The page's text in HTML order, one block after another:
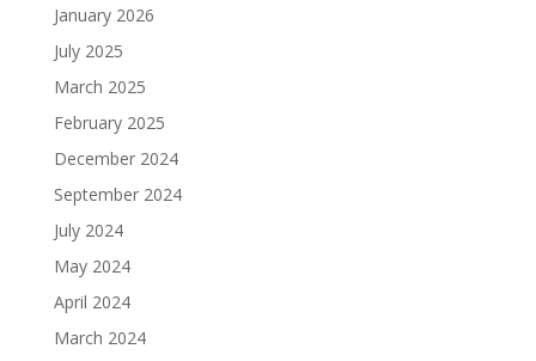
January 2026
July 2025
March 2025
February 2025
December 2024
September 2024
July 2024
May 2024
April 2024
March 2024